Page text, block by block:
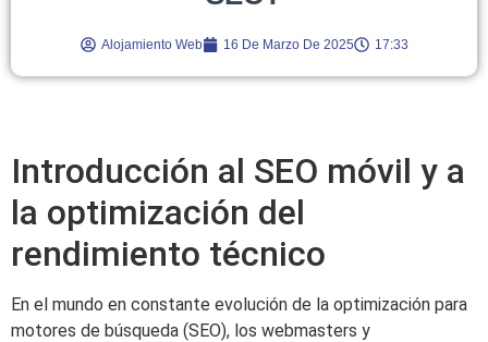
Alojamiento Web 16 De Marzo De 2025 17:33
Introducción al SEO móvil y a
la optimización del
rendimiento técnico
En el mundo en constante evolución de la optimización para
motores de búsqueda (SEO), los webmasters y